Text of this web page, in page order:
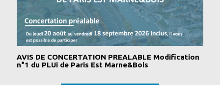
AVIS DE CONCERTATION PREALABLE Modification
n°1 du PLUi de Paris Est Marne&Bois